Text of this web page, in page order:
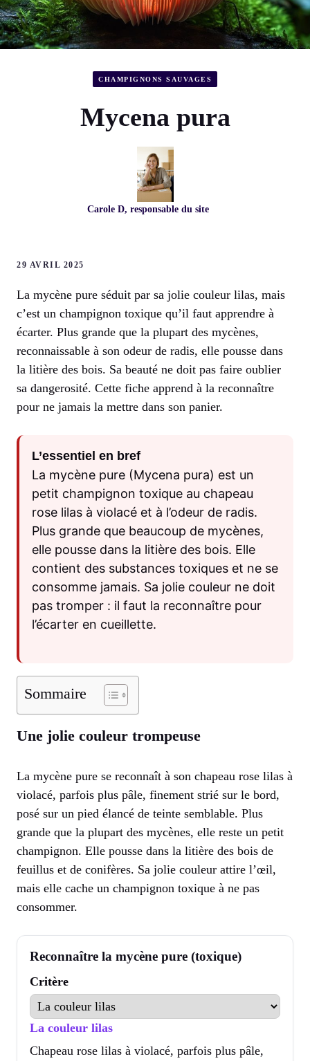
CHAMPIGNONS SAUVAGES
Mycena pura
Carole D, responsable du site
29 AVRIL 2025
La mycène pure séduit par sa jolie couleur lilas, mais
c’est un champignon toxique qu’il faut apprendre à
écarter. Plus grande que la plupart des mycènes,
reconnaissable à son odeur de radis, elle pousse dans
la litière des bois. Sa beauté ne doit pas faire oublier
sa dangerosité. Cette fiche apprend à la reconnaître
pour ne jamais la mettre dans son panier.
L’essentiel en bref
La mycène pure (Mycena pura) est un
petit champignon toxique au chapeau
rose lilas à violacé et à l’odeur de radis.
Plus grande que beaucoup de mycènes,
elle pousse dans la litière des bois. Elle
contient des substances toxiques et ne se
consomme jamais. Sa jolie couleur ne doit
pas tromper : il faut la reconnaître pour
l’écarter en cueillette.
Sommaire
Une jolie couleur trompeuse
La mycène pure se reconnaît à son chapeau rose lilas à
violacé, parfois plus pâle, finement strié sur le bord,
posé sur un pied élancé de teinte semblable. Plus
grande que la plupart des mycènes, elle reste un petit
champignon. Elle pousse dans la litière des bois de
feuillus et de conifères. Sa jolie couleur attire l’œil,
mais elle cache un champignon toxique à ne pas
consommer.
Reconnaître la mycène pure (toxique)
Critère
La couleur lilas
Chapeau rose lilas à violacé, parfois plus pâle,